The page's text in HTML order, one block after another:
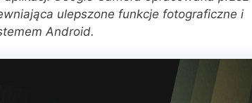
ulepszone funkcje fotograficzne i
Android.